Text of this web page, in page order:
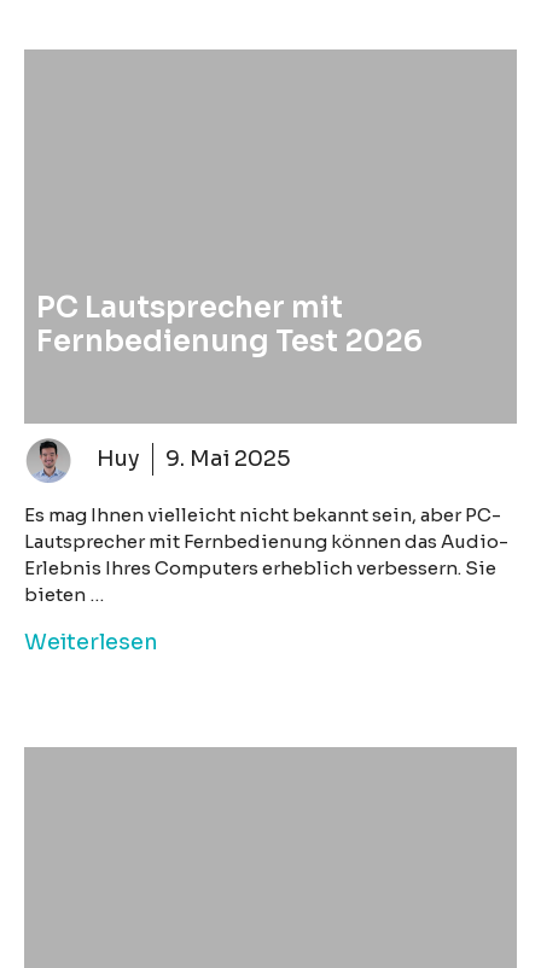
PC Lautsprecher mit
Fernbedienung Test 2026
Huy 9. Mai 2025
Es mag Ihnen vielleicht nicht bekannt sein, aber PC-
Lautsprecher mit Fernbedienung können das Audio-
Erlebnis Ihres Computers erheblich verbessern. Sie
bieten …
Weiterlesen